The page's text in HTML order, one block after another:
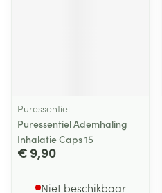
Puressentiel
Puressentiel Ademhaling
Inhalatie Caps 15
€ 9,90
Niet beschikbaar